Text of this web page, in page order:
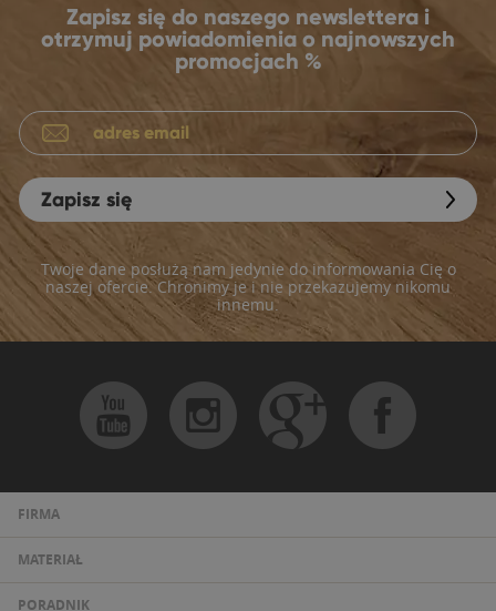
Zapisz się do naszego newslettera i
otrzymuj powiadomienia o najnowszych
promocjach %
Zapisz się
Twoje dane posłużą nam jedynie do informowania Cię o
naszej ofercie. Chronimy je i nie przekazujemy nikomu
innemu.
FIRMA
MATERIAŁ
PORADNIK